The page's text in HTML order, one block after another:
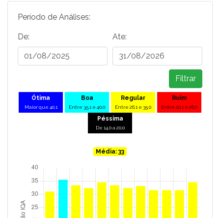
Período de Análises:
De: Ate:
Filtrar
Ótima
Maior que 40,1
Boa
Entre 35,1 e 40,0
Regular
Entre 26,1 e 35,0
Ruim
Entre 20,1 e 26,0
Péssima
De 14,0 a 20,0
Média: 33